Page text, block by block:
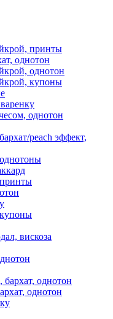
принты
однотон
однотон
купоны
однотон
peach эффект,
вискоза
бархат, однотон
однотон